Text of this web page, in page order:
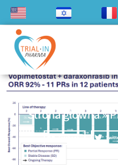
Strona główna»